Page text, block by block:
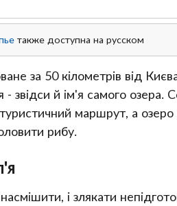
также доступна на русском
за 50 кілометрів від
звідси й ім'я самого озера.
маршрут, а озеро
рибу.
і злякати